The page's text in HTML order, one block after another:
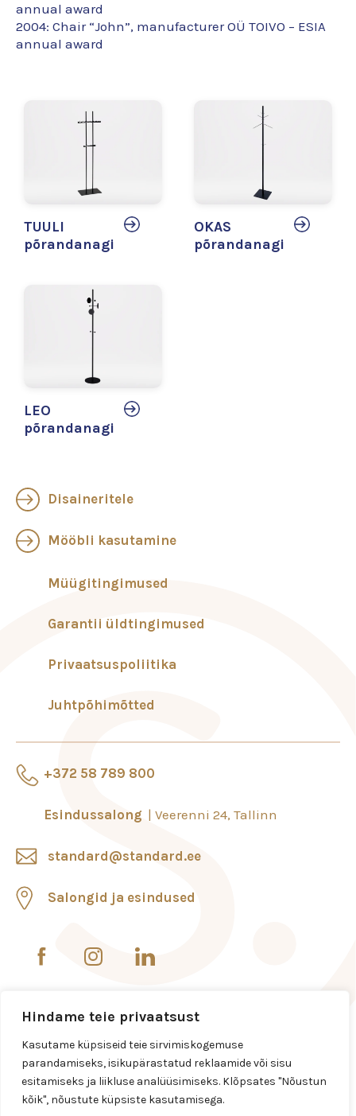
Hindame teie privaatsust
Kasutame küpsiseid teie sirvimiskogemuse
parandamiseks, isikupärastatud reklaamide või sisu
esitamiseks ja liikluse analüüsimiseks. Klõpsates "Nõustun
kõik", nõustute küpsiste kasutamisega.
annual award
2004: Chair “John”, manufacturer OÜ TOIVO – ESIA
annual award
TUULI
põrandanagi
OKAS
põrandanagi
LEO
põrandanagi
+372 58 789 800
Esindussalong Veerenni 24, Tallinn
standard@standard.ee
Salongid ja esindused
Disaineritele
Mööbli kasutamine
Müügitingimused
Garantii üldtingimused
Privaatsuspoliitika
Juhtpõhimõtted